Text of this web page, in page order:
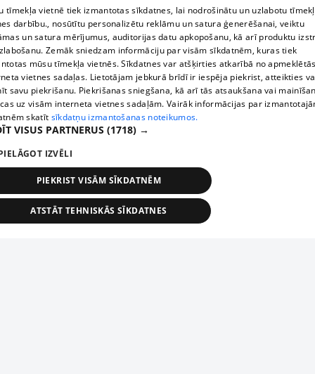
tīmekļa vietnē tiek izmantotas sīkdatnes, lai nodrošinātu un uzlabotu
darbību., nosūtītu personalizētu reklāmu un satura ģenerēšanai, veiktu
un satura mērījumus, auditorijas datu apkopošanu, kā arī produktu
Zemāk sniedzam informāciju par visām sīkdatnēm, kuras tiek
mūsu tīmekļa vietnēs. Sīkdatnes var atšķirties atkarībā no
vietnes sadaļas. Lietotājam jebkurā brīdī ir iespēja piekrist, atteikties
savu piekrišanu. Piekrišanas sniegšana, kā arī tās atsaukšana vai
uz visām interneta vietnes sadaļām. Vairāk informācijas par
skatīt sīkdatņu izmantošanas noteikumos.
VISUS PARTNERUS (1718) →
IZVĒLI
PIEKRIST VISĀM SĪKDATNĒM
ATSTĀT TEHNISKĀS SĪKDATNES